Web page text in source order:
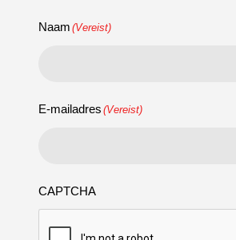
Naam (Vereist)
E-mailadres (Vereist)
CAPTCHA